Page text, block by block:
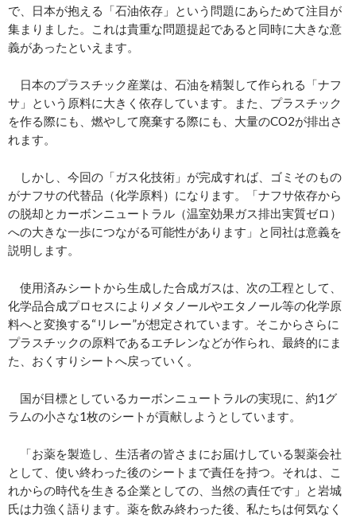
で、日本が抱える「石油依存」という問題にあらためて注目が
集まりました。これは貴重な問題提起であると同時に大きな意
義があったといえます。
日本のプラスチック産業は、石油を精製して作られる「ナフ
サ」という原料に大きく依存しています。また、プラスチック
を作る際にも、燃やして廃棄する際にも、大量のCO2が排出さ
れます。
しかし、今回の「ガス化技術」が完成すれば、ゴミそのもの
がナフサの代替品（化学原料）になります。「ナフサ依存から
の脱却とカーボンニュートラル（温室効果ガス排出実質ゼロ）
への大きな一歩につながる可能性があります」と同社は意義を
説明します。
使用済みシートから生成した合成ガスは、次の工程として、
化学品合成プロセスによりメタノールやエタノール等の化学原
料へと変換する“リレー”が想定されています。そこからさらに
プラスチックの原料であるエチレンなどが作られ、最終的にま
た、おくすりシートへ戻っていく。
国が目標としているカーボンニュートラルの実現に、約1グ
ラムの小さな1枚のシートが貢献しようとしています。
「お薬を製造し、生活者の皆さまにお届けしている製薬会社
として、使い終わった後のシートまで責任を持つ。それは、こ
れからの時代を生きる企業としての、当然の責任です」と岩城
氏は力強く語ります。薬を飲み終わった後、私たちは何気なく